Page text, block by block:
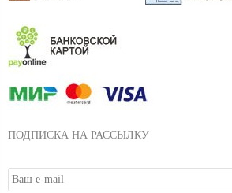
ПОДПИСКА НА РАССЫЛКУ